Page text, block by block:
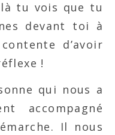
tu vois que tu
devant toi à
d’avoir
!
qui nous a
accompagné
Il nous